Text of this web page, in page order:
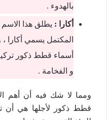
بالهدوء .
أكارا : يطلق هذا الاسم
المكتمل يسمي أكارا
أسماء قطط ذكور
و الفخامة .
ومما لا شك فيه أن أهم
قطط ذكور لأجلها هي أن